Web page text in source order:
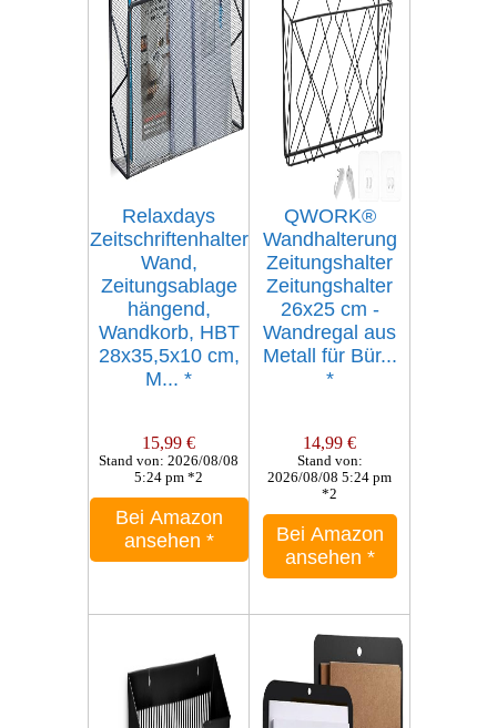
Relaxdays
Zeitschriftenhalter
Wand,
Zeitungsablage
hängend,
Wandkorb, HBT
28x35,5x10 cm,
M...*
15,99 €
Stand von: 2026/08/08
5:24 pm *2
Bei Amazon
ansehen *
QWORK®
Wandhalterung
Zeitungshalter
Zeitungshalter
26x25 cm -
Wandregal aus
Metall für Bür...
*
14,99 €
Stand von:
2026/08/08 5:24 pm
*2
Bei Amazon
ansehen *